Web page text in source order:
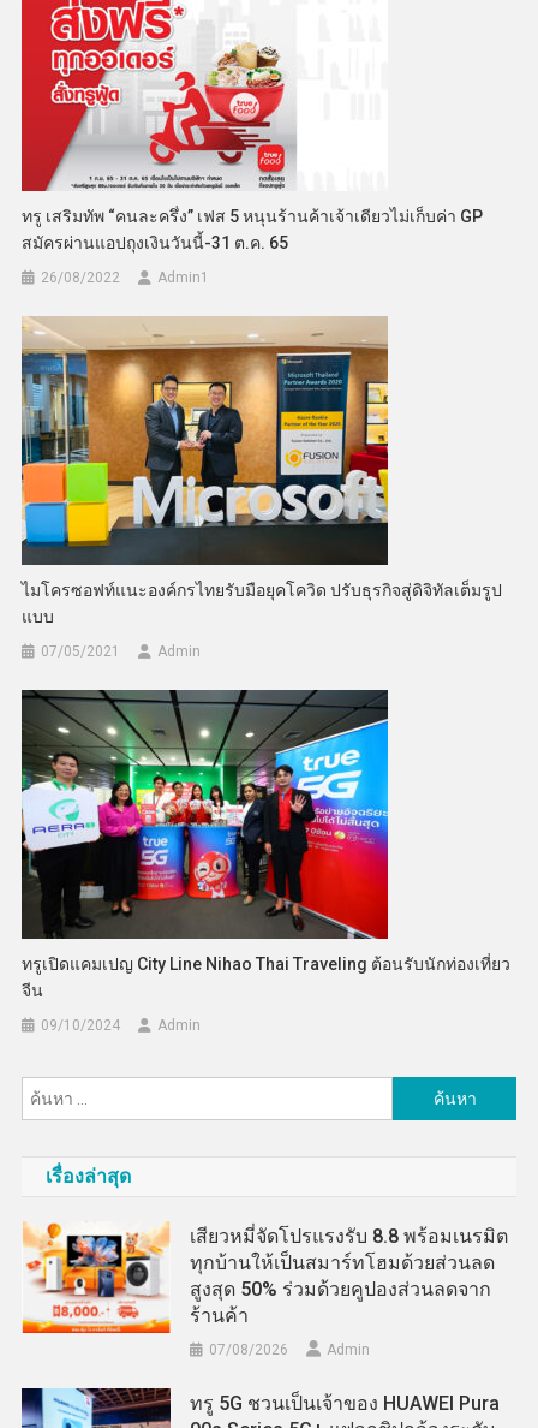
ทรู เสริมทัพ “คนละครึ่ง” เฟส 5 หนุนร้านค้าเจ้าเดียวไม่เก็บค่า GP
สมัครผ่านแอปถุงเงินวันนี้-31 ต.ค. 65
26/08/2022 Admin​1
ไมโครซอฟท์แนะองค์กรไทยรับมือยุคโควิด ปรับธุรกิจสู่ดิจิทัลเต็มรูป
แบบ
07/05/2021 Admin
ทรูเปิดแคมเปญ City Line Nihao Thai Traveling ต้อนรับนักท่องเที่ยว
จีน
09/10/2024 Admin
สำหรับ:
เรื่องล่าสุด
เสียวหมี่จัดโปรแรงรับ 8.8 พร้อมเนรมิต
ทุกบ้านให้เป็นสมาร์ทโฮมด้วยส่วนลด
สูงสุด 50% ร่วมด้วยคูปองส่วนลดจาก
ร้านค้า
07/08/2026 Admin
ทรู 5G ชวนเป็นเจ้าของ HUAWEI Pura